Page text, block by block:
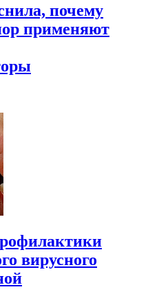
почему
применяют
вирусного